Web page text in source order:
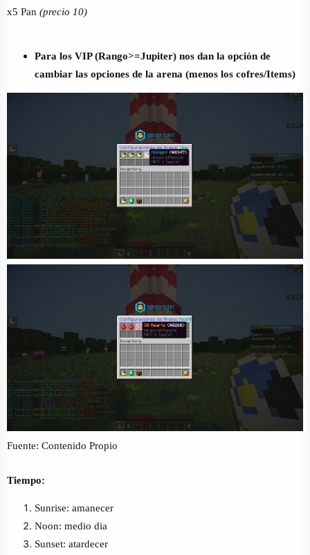
x5 Pan (precio 10)
Para los VIP (Rango>=Jupiter) nos dan la opción de
cambiar las opciones de la arena (menos los cofres/Items)
Fuente: Contenido Propio
Tiempo:
Sunrise: amanecer
Noon: medio dia
Sunset: atardecer